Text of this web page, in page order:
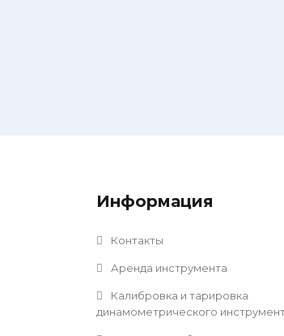
Информация
Контакты
Аренда инструмента
Калибровка и тарировка
динамометрического